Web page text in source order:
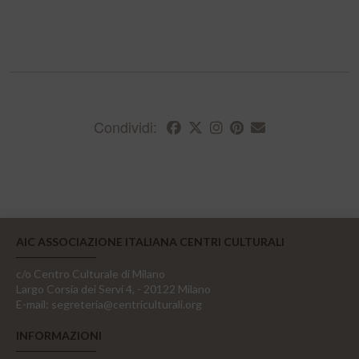
Condividi:
AIC ASSOCIAZIONE ITALIANA CENTRI CULTURALI
c/o Centro Culturale di Milano
Largo Corsia dei Servi 4, - 20122 Milano
E-mail: segreteria@centriculturali.org
INFORMAZIONI